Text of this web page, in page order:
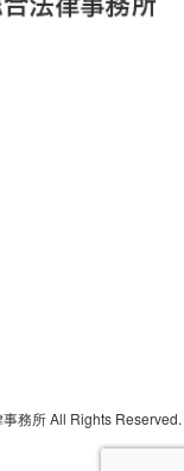
務所 All Rights Reserved.